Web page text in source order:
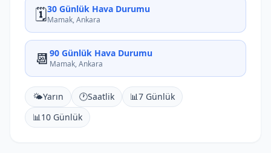
🗓️30 Günlük Hava Durumu
Mamak, Ankara
📆 90 Günlük Hava Durumu
Mamak, Ankara
🌤️Yarın 🕐Saatlik 📊7 Günlük
📊10 Günlük